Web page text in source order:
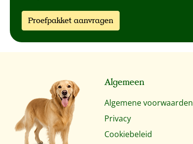
Proefpakket aanvragen
Algemeen
Algemene voorwaarden
Privacy
Cookiebeleid